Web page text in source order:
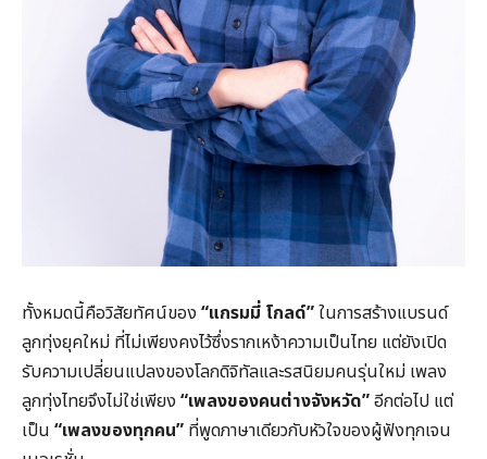
ทั้งหมดนี้คือวิสัยทัศน์ของ “แกรมมี่ โกลด์”ในการสร้างแบรนด์
ลูกทุ่งยุคใหม่ ที่ไม่เพียงคงไว้ซึ่งรากเหง้าความเป็นไทย แต่ยังเปิด
รับความเปลี่ยนแปลงของโลกดิจิทัลและรสนิยมคนรุ่นใหม่ เพลง
ลูกทุ่งไทยจึงไม่ใช่เพียง “เพลงของคนต่างจังหวัด”อีกต่อไป แต่
เป็น “เพลงของทุกคน” ที่พูดภาษาเดียวกับหัวใจของผู้ฟังทุกเจน